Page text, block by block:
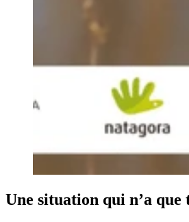
Une situation qui n’a